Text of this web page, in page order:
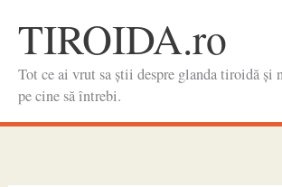
contentTIROIDA.ro
Tot ce ai vrut sa știi despre glanda tiroidă și
pe cine să întrebi.